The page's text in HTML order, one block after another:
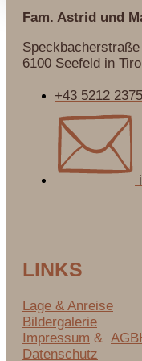
Fam. Astrid und
6100 Seefeld in
+43 5212 2375
LINKS
Lage & Anreise
Bildergalerie
Impressum &
Datenschutz